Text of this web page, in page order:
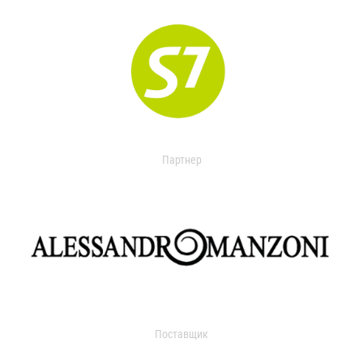
Партнер
Поставщик